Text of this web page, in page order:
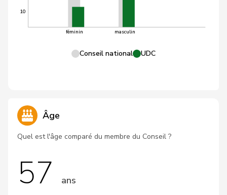
10
féminin masculin
Conseil national UDC
Âge
Quel est l'âge comparé du membre du Conseil ?
57 ans